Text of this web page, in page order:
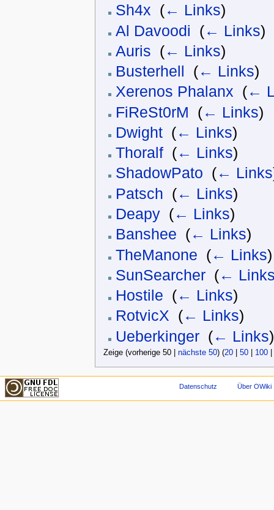
Sh4x (← Links)
Al Davoodi
(← Links)
Auris (← Links)
Busterhell
(← Links)
Xerenos Phalanx (←
FiReSt0rM
(← Links)
Dwight‎ (← Links)
Thoralf‎ (← Links)
ShadowPato (← Links
Patsch (← Links)
Deapy‎ (← Links)
Banshee (← Links)
TheManone (← Links)
SunSearcher‎ (←
Hostile (← Links)
RotvicX (← Links)
Ueberkinger‎ (← Links)
Zeige (vorherige 50 | nächste 50) (20| 50| 100|
Datenschutz Über OWiki